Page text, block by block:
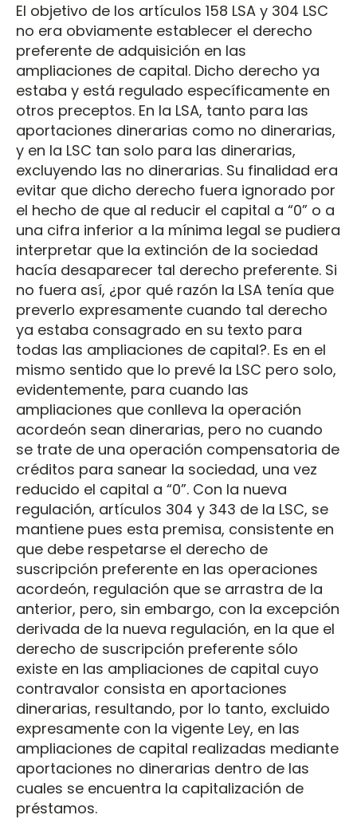
El objetivo de los artículos 158 LSA y 304 LSC
no era obviamente establecer el derecho
preferente de adquisición en las
ampliaciones de capital. Dicho derecho ya
estaba y está regulado específicamente en
otros preceptos. En la LSA, tanto para las
aportaciones dinerarias como no dinerarias,
y en la LSC tan solo para las dinerarias,
excluyendo las no dinerarias. Su finalidad era
evitar que dicho derecho fuera ignorado por
el hecho de que al reducir el capital a “0” o a
una cifra inferior a la mínima legal se pudiera
interpretar que la extinción de la sociedad
hacía desaparecer tal derecho preferente. Si
no fuera así, ¿por qué razón la LSA tenía que
preverlo expresamente cuando tal derecho
ya estaba consagrado en su texto para
todas las ampliaciones de capital?. Es en el
mismo sentido que lo prevé la LSC pero solo,
evidentemente, para cuando las
ampliaciones que conlleva la operación
acordeón sean dinerarias, pero no cuando
se trate de una operación compensatoria de
créditos para sanear la sociedad, una vez
reducido el capital a “0”. Con la nueva
regulación, artículos 304 y 343 de la LSC, se
mantiene pues esta premisa, consistente en
que debe respetarse el derecho de
suscripción preferente en las operaciones
acordeón, regulación que se arrastra de la
anterior, pero, sin embargo, con la excepción
derivada de la nueva regulación, en la que el
derecho de suscripción preferente sólo
existe en las ampliaciones de capital cuyo
contravalor consista en aportaciones
dinerarias, resultando, por lo tanto, excluido
expresamente con la vigente Ley, en las
ampliaciones de capital realizadas mediante
aportaciones no dinerarias dentro de las
cuales se encuentra la capitalización de
préstamos.